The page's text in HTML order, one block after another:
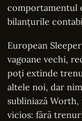
comportamentul
bilanțurile
European
vagoane vechi,
poți extinde
altele noi, dar
subliniază
vicios: fără